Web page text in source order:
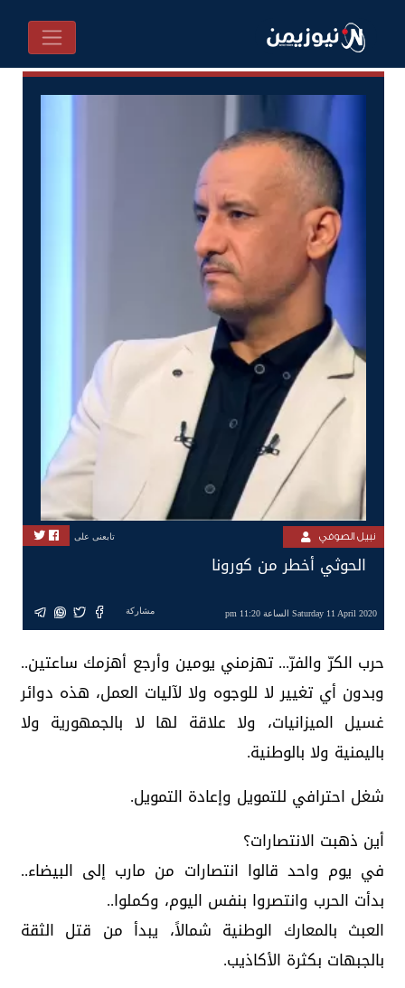
نبيل الصوفي تابعنى على
الحوثي أخطر من كورونا
Saturday 11 April 2020 الساعة 11:20 pm مشاركة
حرب الكرّ والفرّ... ‫تهزمني يومين وأرجع أهزمك ساعتين..
وبدون أي تغيير لا للوجوه ولا لآليات العمل، هذه دوائر
غسيل الميزانيات، ولا علاقة لها لا بالجمهورية ولا
باليمنية ولا بالوطنية.‬
‫شغل احترافي للتمويل وإعادة التمويل.‬
أين ذهبت الانتصارات؟
في يوم واحد قالوا انتصارات من مارب إلى البيضاء..
بدأت الحرب وانتصروا بنفس اليوم، وكملوا..
العبث بالمعارك الوطنية شمالاً، يبدأ من قتل الثقة
بالجبهات بكثرة الأكاذيب.